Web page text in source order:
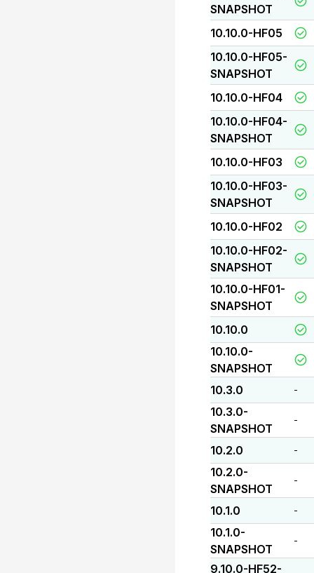
SNAPSHOT
10.10.0-HF05
10.10.0-HF05-
SNAPSHOT
10.10.0-HF04
10.10.0-HF04-
SNAPSHOT
10.10.0-HF03
10.10.0-HF03-
SNAPSHOT
10.10.0-HF02
10.10.0-HF02-
SNAPSHOT
10.10.0-HF01-
SNAPSHOT
10.10.0
10.10.0-
SNAPSHOT
10.3.0
-
10.3.0-
SNAPSHOT
-
10.2.0 -
10.2.0-
SNAPSHOT
-
10.1.0 -
10.1.0-
SNAPSHOT
-
9.10.0-HF52-